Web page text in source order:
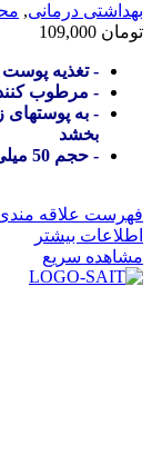
بهداشتی درمانی,
تومان
- تغذیه
- مرطوب
- به
بخشد
- حجم 50 میلی لیتر
فهرست علاقه
اطلاعات بیشتر
مشاهده سریع